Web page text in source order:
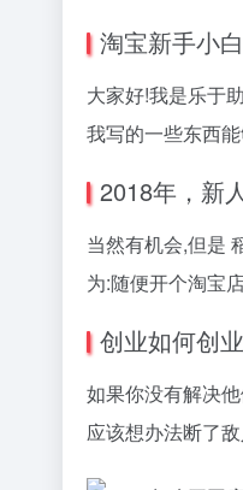
淘宝新手小
大家好!我是乐于
我写的一些东西
2018年，新
当然有机会,但是
为:随便开个淘宝
创业如何创
如果你没有解决
应该想办法断了